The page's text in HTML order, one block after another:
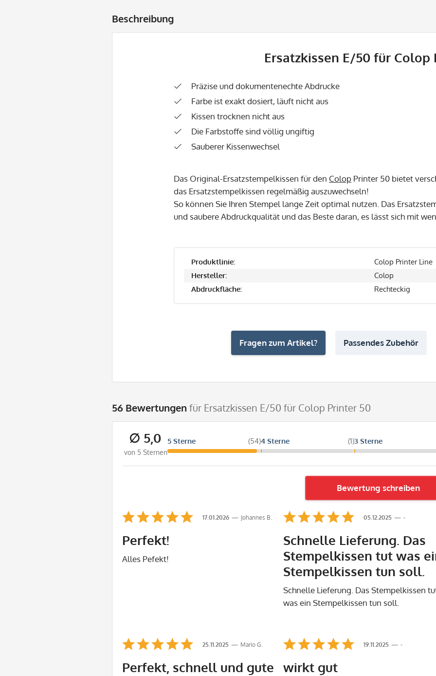
Beschreibung
Ersatzkissen E/50 für Colop
Präzise und dokumentenechte Abdrucke
Farbe ist exakt dosiert, läuft nicht aus
Kissen trocknen nicht aus
Die Farbstoffe sind völlig ungiftig
Sauberer Kissenwechsel
Das Original-Ersatzstempelkissen für den Colop Printer 50 bietet
das Ersatzstempelkissen regelmäßig auszuwechseln!
So können Sie Ihren Stempel lange Zeit optimal nutzen. Das
und saubere Abdruckqualität und das Beste daran, es lässt sich mit
Produktlinie:
Colop Printer Line
Hersteller:
Colop
Abdruckfläche:
Rechteckig
Fragen zum Artikel? Passendes Zubehör
56 Bewertungen für Ersatzkissen E/50 für Colop Printer 50
∅ 5,0
von 5 Sternen
5 Sterne (54)4 Sterne (1)3 Sterne
Bewertung schreiben
Johannes B.
17.01.2026
Perfekt!
Alles Pefekt!
-
05.12.2025
Schnelle Lieferung. Das
Stempelkissen tut was
Stempelkissen tun soll.
Schnelle Lieferung. Das Stempelkissen
was ein Stempelkissen tun soll.
Mario G.
25.11.2025
Perfekt, schnell und gute
-
19.11.2025
wirkt gut